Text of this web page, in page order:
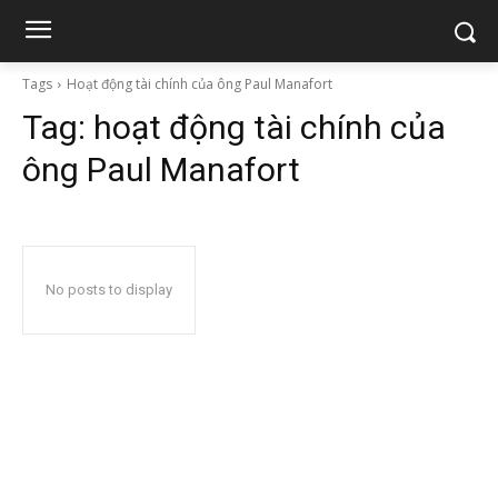
Tags Hoạt động tài chính của ông Paul Manafort
Tag: hoạt động tài chính của
ông Paul Manafort
No posts to display